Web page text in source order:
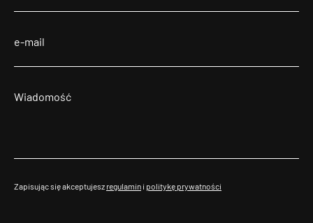
Zapisując się akceptujesz regulamin i politykę prywatności